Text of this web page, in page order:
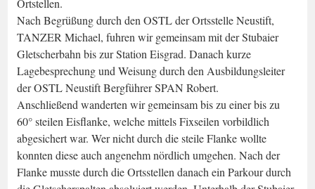
Ortstellen.
Nach Begrüßung durch den OSTL der Ortsstelle Neustift,
TANZER Michael, fuhren wir gemeinsam mit der Stubaier
Gletscherbahn bis zur Station Eisgrad. Danach kurze
Lagebesprechung und Weisung durch den Ausbildungsleiter
der OSTL Neustift Bergführer SPAN Robert.
Anschließend wanderten wir gemeinsam bis zu einer bis zu
60° steilen Eisflanke, welche mittels Fixseilen vorbildlich
abgesichert war. Wer nicht durch die steile Flanke wollte
konnten diese auch angenehm nördlich umgehen. Nach der
Flanke musste durch die Ortsstellen danach ein Parkour durch